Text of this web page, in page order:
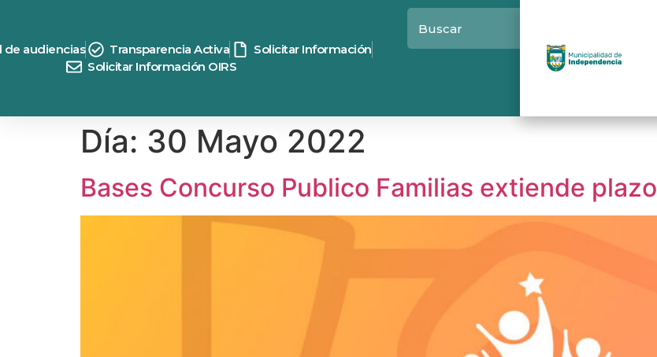
de audiencias Transparencia Activa
Solicitar Información
Solicitar Información OIRS
Día: 30 Mayo 2022
Bases Concurso Publico Familias extiende plazo